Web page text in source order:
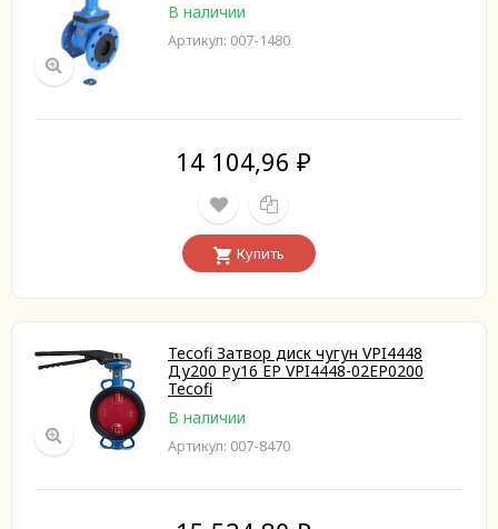
В наличии
Артикул: 007-1480
14 104,96 ₽
Купить
Tecofi Затвор диск чугун VPI4448
Ду200 Ру16 EP VPI4448-02EP0200
Tecofi
В наличии
Артикул: 007-8470